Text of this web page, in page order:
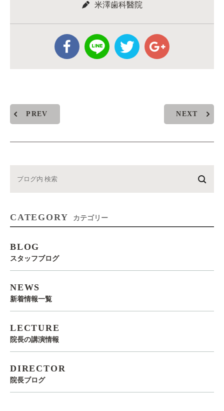
米澤歯科醫院
PREV NEXT
CATEGORY カテゴリー
BLOG
スタッフブログ
NEWS
新着情報一覧
LECTURE
院長の講演情報
DIRECTOR
院長ブログ